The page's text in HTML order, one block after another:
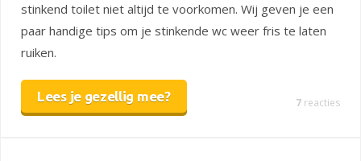
stinkend toilet niet altijd te voorkomen. Wij geven je een
paar handige tips om je stinkende wc weer fris te laten
ruiken.
Lees je gezellig mee? 7 reacties